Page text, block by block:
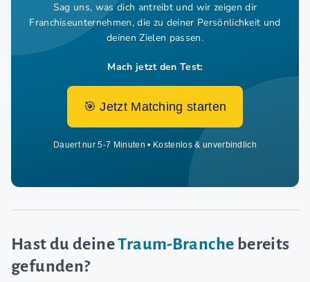
Sag uns, was dich antreibt und wir zeigen dir
Franchiseunternehmen, die zu deiner Persönlichkeit und
deinen Zielen passen.
Mach jetzt den Test:
🎯 Jetzt Matching starten
Dauert nur 5-7 Minuten • Kostenlos & unverbindlich
Hast du deineTraum-Branche bereits
gefunden?